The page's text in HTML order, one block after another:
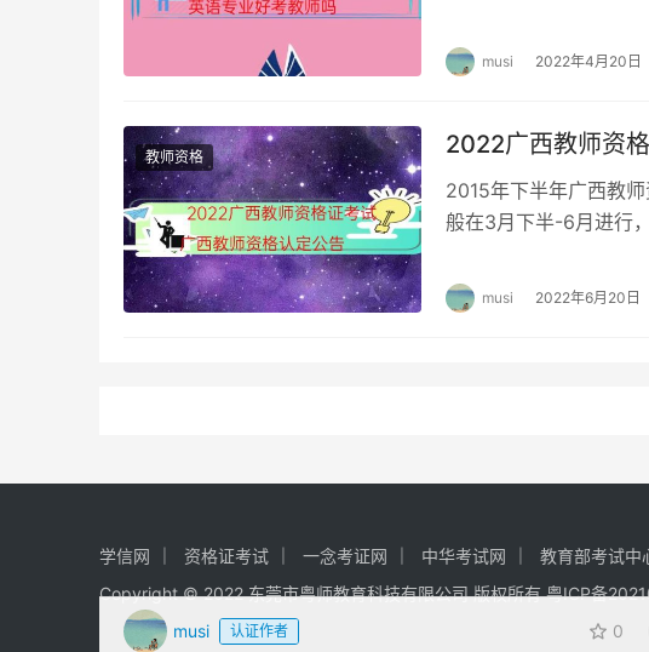
musi 认证作者 0
musi 2022年4月20日
教师资格 2022广西教师资
2015年下半年广西教
般在3月下半-6月进行
musi 2022年6月20日
学信网 资格证考试 一念考证网 中华考试网
教育部考试中
Copyright © 2022 东莞市粤师教育科技有限公司 版权所有粤ICP备